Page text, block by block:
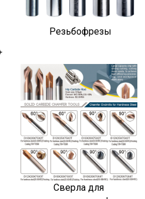
Резьбофрезы
Сверла для